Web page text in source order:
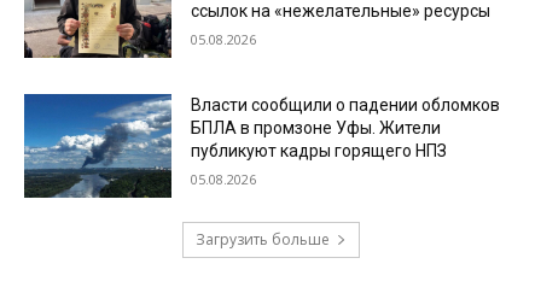
ссылок на «нежелательные» ресурсы
05.08.2026
Власти сообщили о падении обломков
БПЛА в промзоне Уфы. Жители
публикуют кадры горящего НПЗ
05.08.2026
Загрузить больше